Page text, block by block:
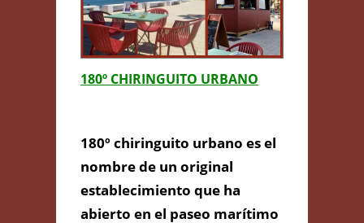
180º CHIRINGUITO URBANO
180º chiringuito urbano es el
nombre de un original
establecimiento que ha
abierto en el paseo marítimo
CHIRINGUITO
This page can't load Google
Maps correctly.
Do you own this